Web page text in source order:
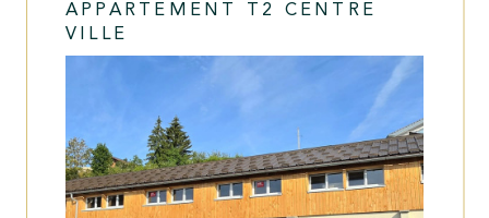
Ce site est protégé par reCAPTCHA, les
Confidentialité
APPARTEMENT T2 CENTRE
VILLE